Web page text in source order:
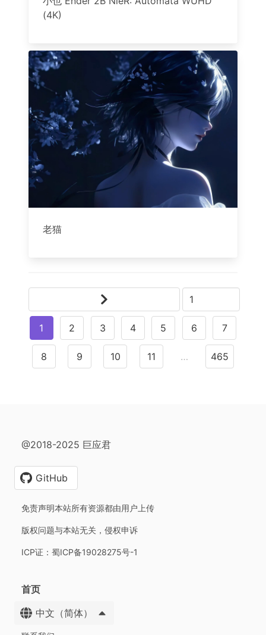
(4K)
老猫
1 2 3 4 5 6 7
8 9 10 11 … 465
@2018-2025 巨应君
GitHub
免责声明本站所有资源都由用户上传
版权问题与本站无关，侵权申诉
ICP证：蜀ICP备19028275号-1
首页
中文（简体）